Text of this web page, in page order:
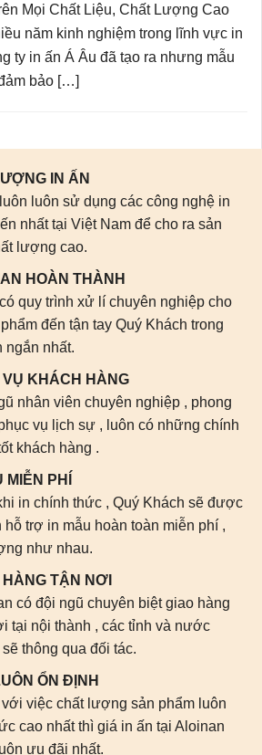
Mọi Chất Liệu, Chất Lượng Cao
năm kinh nghiệm trong lĩnh vực in
ty in ấn Á Âu đã tạo ra nhưng mẫu
bảo […]
IN ẤN
luôn sử dụng các công nghệ in
nhất tại Việt Nam để cho ra sản
lượng cao.
HOÀN THÀNH
quy trình xử lí chuyên nghiệp cho
đến tận tay Quý Khách trong
ngắn nhất.
VỤ KHÁCH HÀNG
nhân viên chuyên nghiệp , phong
vụ lịch sự , luôn có những chính
khách hàng .
MIỄN PHÍ
in chính thức , Quý Khách sẽ được
hỗ trợ in mẫu hoàn toàn miễn phí ,
như nhau.
TẬN NƠI
có đội ngũ chuyên biệt giao hàng
tại nội thành , các tỉnh và nước
thông qua đối tác.
ỔN ĐỊNH
việc chất lượng sản phẩm luôn
cao nhất thì giá in ấn tại Aloinan
ưu đãi nhất.